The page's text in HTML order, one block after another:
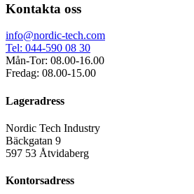
Kontakta oss
info@nordic-tech.com
Tel: 044-590 08 30
Mån-Tor: 08.00-16.00
Fredag: 08.00-15.00
Lageradress
Nordic Tech Industry
Bäckgatan 9
597 53 Åtvidaberg
Kontorsadress